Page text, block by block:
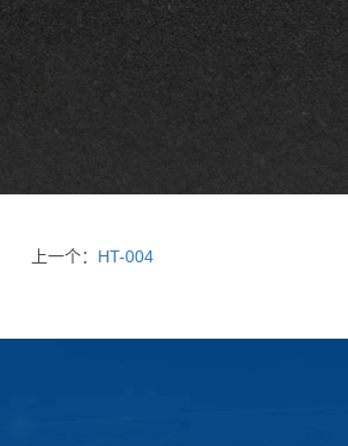
上一个： HT-004